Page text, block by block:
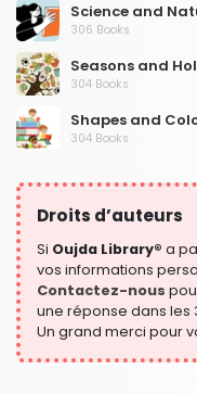
Science and
306 Books
Seasons and
304 Books
Shapes and
304 Books
364 Books
Droits d’auteurs
Si Oujda Library® a
vos informations
Contactez-nous
une réponse dans les
Un grand merci pour